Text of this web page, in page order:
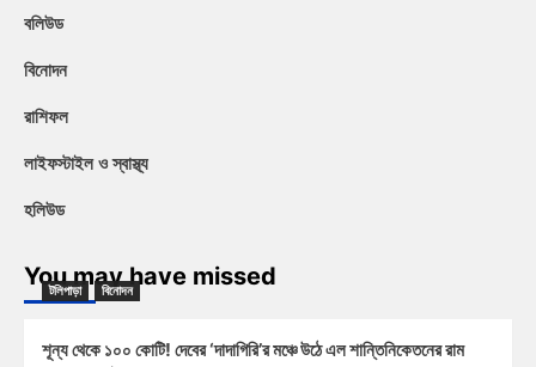
বলিউড
বিনোদন
রাশিফল
লাইফস্টাইল ও স্বাস্থ্য
হলিউড
You may have missed
টলিপাড়া বিনোদন
শূন্য থেকে ১০০ কোটি! দেবের ‘দাদাগিরি’র মঞ্চে উঠে এল শান্তিনিকেতনের রাম